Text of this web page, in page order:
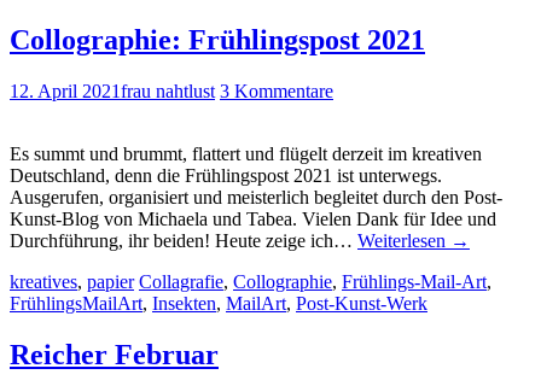
Collographie: Frühlingspost 2021
12. April 2021frau nahtlust 3 Kommentare
Es summt und brummt, flattert und flügelt derzeit im kreativen
Deutschland, denn die Frühlingspost 2021 ist unterwegs.
Ausgerufen, organisiert und meisterlich begleitet durch den Post-
Kunst-Blog von Michaela und Tabea. Vielen Dank für Idee und
Durchführung, ihr beiden! Heute zeige ich… Weiterlesen →
kreatives, papier Collagrafie, Collographie, Frühlings-Mail-Art,
FrühlingsMailArt, Insekten, MailArt, Post-Kunst-Werk
Reicher Februar